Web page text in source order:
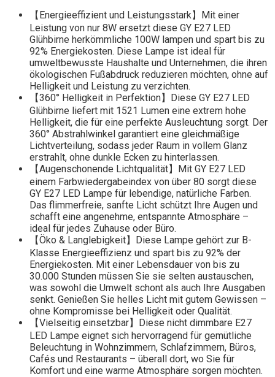
【Energieeffizient und Leistungsstark】Mit einer
Leistung von nur 8W ersetzt diese GY E27 LED
Glühbirne herkömmliche 100W lampen und spart bis zu
92% Energiekosten. Diese Lampe ist ideal für
umweltbewusste Haushalte und Unternehmen, die ihren
ökologischen Fußabdruck reduzieren möchten, ohne auf
Helligkeit und Leistung zu verzichten.
【360° Helligkeit in Perfektion】Diese GY E27 LED
Glühbirne liefert mit 1521 Lumen eine extrem hohe
Helligkeit, die für eine perfekte Ausleuchtung sorgt. Der
360° Abstrahlwinkel garantiert eine gleichmäßige
Lichtverteilung, sodass jeder Raum in vollem Glanz
erstrahlt, ohne dunkle Ecken zu hinterlassen.
【Augenschonende Lichtqualität】Mit GY E27 LED
einem Farbwiedergabeindex von über 80 sorgt diese
GY E27 LED Lampe für lebendige, natürliche Farben.
Das flimmerfreie, sanfte Licht schützt Ihre Augen und
schafft eine angenehme, entspannte Atmosphäre –
ideal für jedes Zuhause oder Büro.
【Öko & Langlebigkeit】Diese Lampe gehört zur B-
Klasse Energieeffizienz und spart bis zu 92% der
Energiekosten. Mit einer Lebensdauer von bis zu
30.000 Stunden müssen Sie sie selten austauschen,
was sowohl die Umwelt schont als auch Ihre Ausgaben
senkt. Genießen Sie helles Licht mit gutem Gewissen –
ohne Kompromisse bei Helligkeit oder Qualität.
【Vielseitig einsetzbar】Diese nicht dimmbare E27
LED Lampe eignet sich hervorragend für gemütliche
Beleuchtung in Wohnzimmern, Schlafzimmern, Büros,
Cafés und Restaurants – überall dort, wo Sie für
Komfort und eine warme Atmosphäre sorgen möchten.